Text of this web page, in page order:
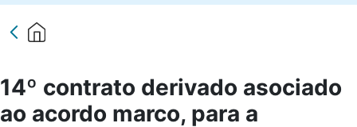
14º contrato derivado asociado
ao acordo marco, para a